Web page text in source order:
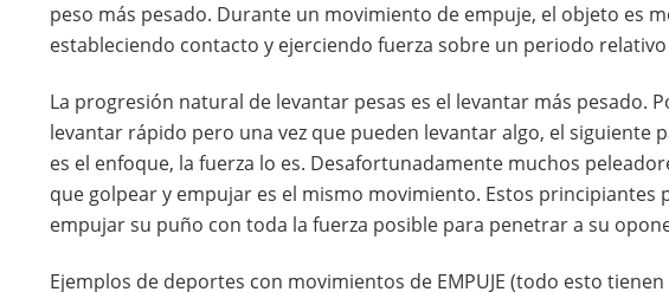
peso más pesado. Durante un movimiento de empuje, el objeto es
estableciendo contacto y ejerciendo fuerza sobre un periodo
La progresión natural de levantar pesas es el levantar más pesado.
levantar rápido pero una vez que pueden levantar algo, el siguiente
es el enfoque, la fuerza lo es. Desafortunadamente muchos
que golpear y empujar es el mismo movimiento. Estos principiantes
empujar su puño con toda la fuerza posible para penetrar a su
Ejemplos de deportes con movimientos de EMPUJE (todo esto